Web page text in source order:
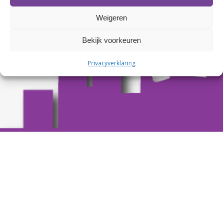
Weigeren
Bekijk voorkeuren
Privacyverklaring